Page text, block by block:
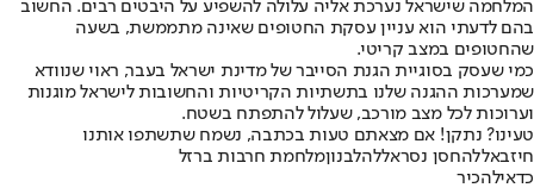
המלחמה שישראל נערכת אליה עלולה להשפיע על היבטים רבים. החשוב
בהם לדעתי הוא עניין עסקת החטופים שאינה מתממשת, בשעה
שהחטופים במצב קריטי.
כמי שעסק בסוגיית הגנת הסייבר של מדינת ישראל בעבר, ראוי שנוודא
שמערכות ההגנה שלנו בתשתיות הקריטיות והחשובות לישראל מוגנות
וערוכות לכל מצב מורכב, שעלול להתפתח בשטח.
טעינו? נתקן! אם מצאתם טעות בכתבה, נשמח שתשתפו אותנו
חיזבאללהחסן נסראללהלבנוןמלחמת חרבות ברזל
כדאילהכיר